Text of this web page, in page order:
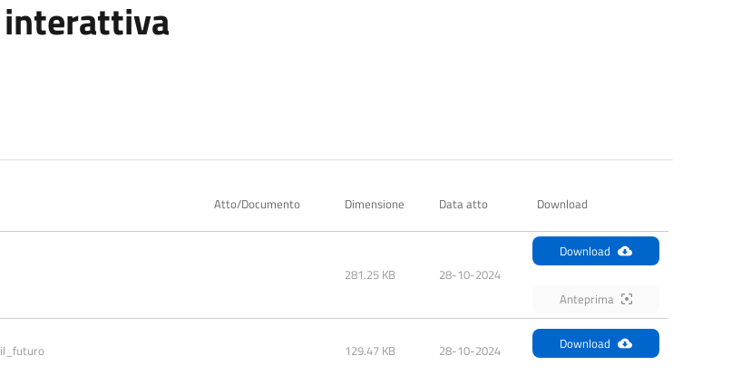
Atto/Documento Dimensione Data atto Download
281.25 KB 28-10-2024
Download
Anteprima
129.47 KB 28-10-2024 Download